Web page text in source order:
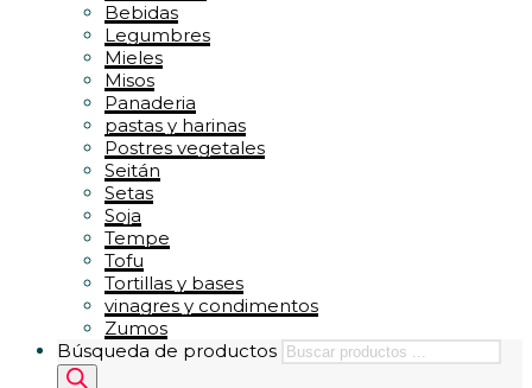
Bebidas
Legumbres
Mieles
Misos
Panaderia
pastas y harinas
Postres vegetales
Seitán
Setas
Soja
Tempe
Tofu
Tortillas y bases
vinagres y condimentos
Zumos
Búsqueda de productos